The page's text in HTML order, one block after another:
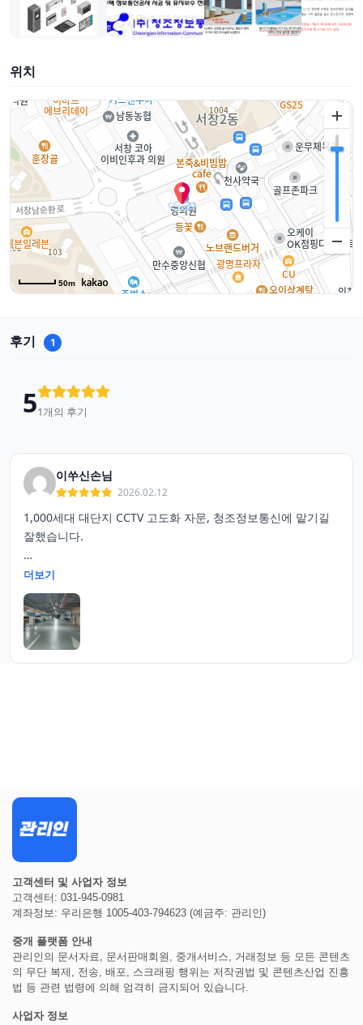
위치
50m
후기 1
51개의 후기
이쑤신손님
2026.02.12
1,000세대 대단지 CCTV 고도화 자문, 청조정보통신에 맡기길
잘했습니다.
우리 단지처럼 1,000세대가 넘는 대규모 단지는 CCTV 대수가
워낙 많아 효율적인 통합 관제와 끊김 없는 네트워크 설계가
필수입니다. 청조정보통신에 자문을 요청했는데, 대단지 공사
실적이 풍부한 업체답게 단지 내 사각지대 분석부터 최신
지능형 선별 관제 시스템 도입까지 매우 전문적인 제안을
해주셨습니다.
더보기
고객센터 및 사업자 정보
고객센터: 031-945-0981
계좌정보: 우리은행 1005-403-794623 (예금주: 관리인)
중개 플랫폼 안내
관리인의 문서자료, 문서판매회원, 중개서비스, 거래정보 등 모든 콘텐츠
의 무단 복제, 전송, 배포, 스크래핑 행위는 저작권법 및 콘텐츠산업 진흥
법 등 관련 법령에 의해 엄격히 금지되어 있습니다.
사업자 정보